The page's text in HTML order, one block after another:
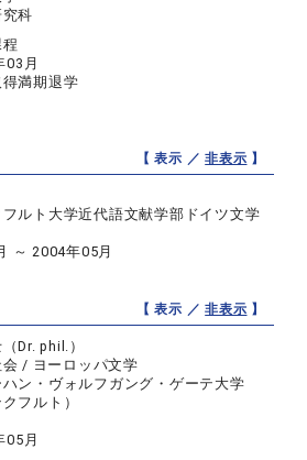
科
03月
満期退学
【 表示 ／非表示 】
フルト大学近代語文献学部ドイツ文学
～ 2004年05月
【 表示 ／非表示 】
Dr. phil.）
会 / ヨーロッパ文学
ハン・ヴォルフガング・ゲーテ大学
フルト）
05月